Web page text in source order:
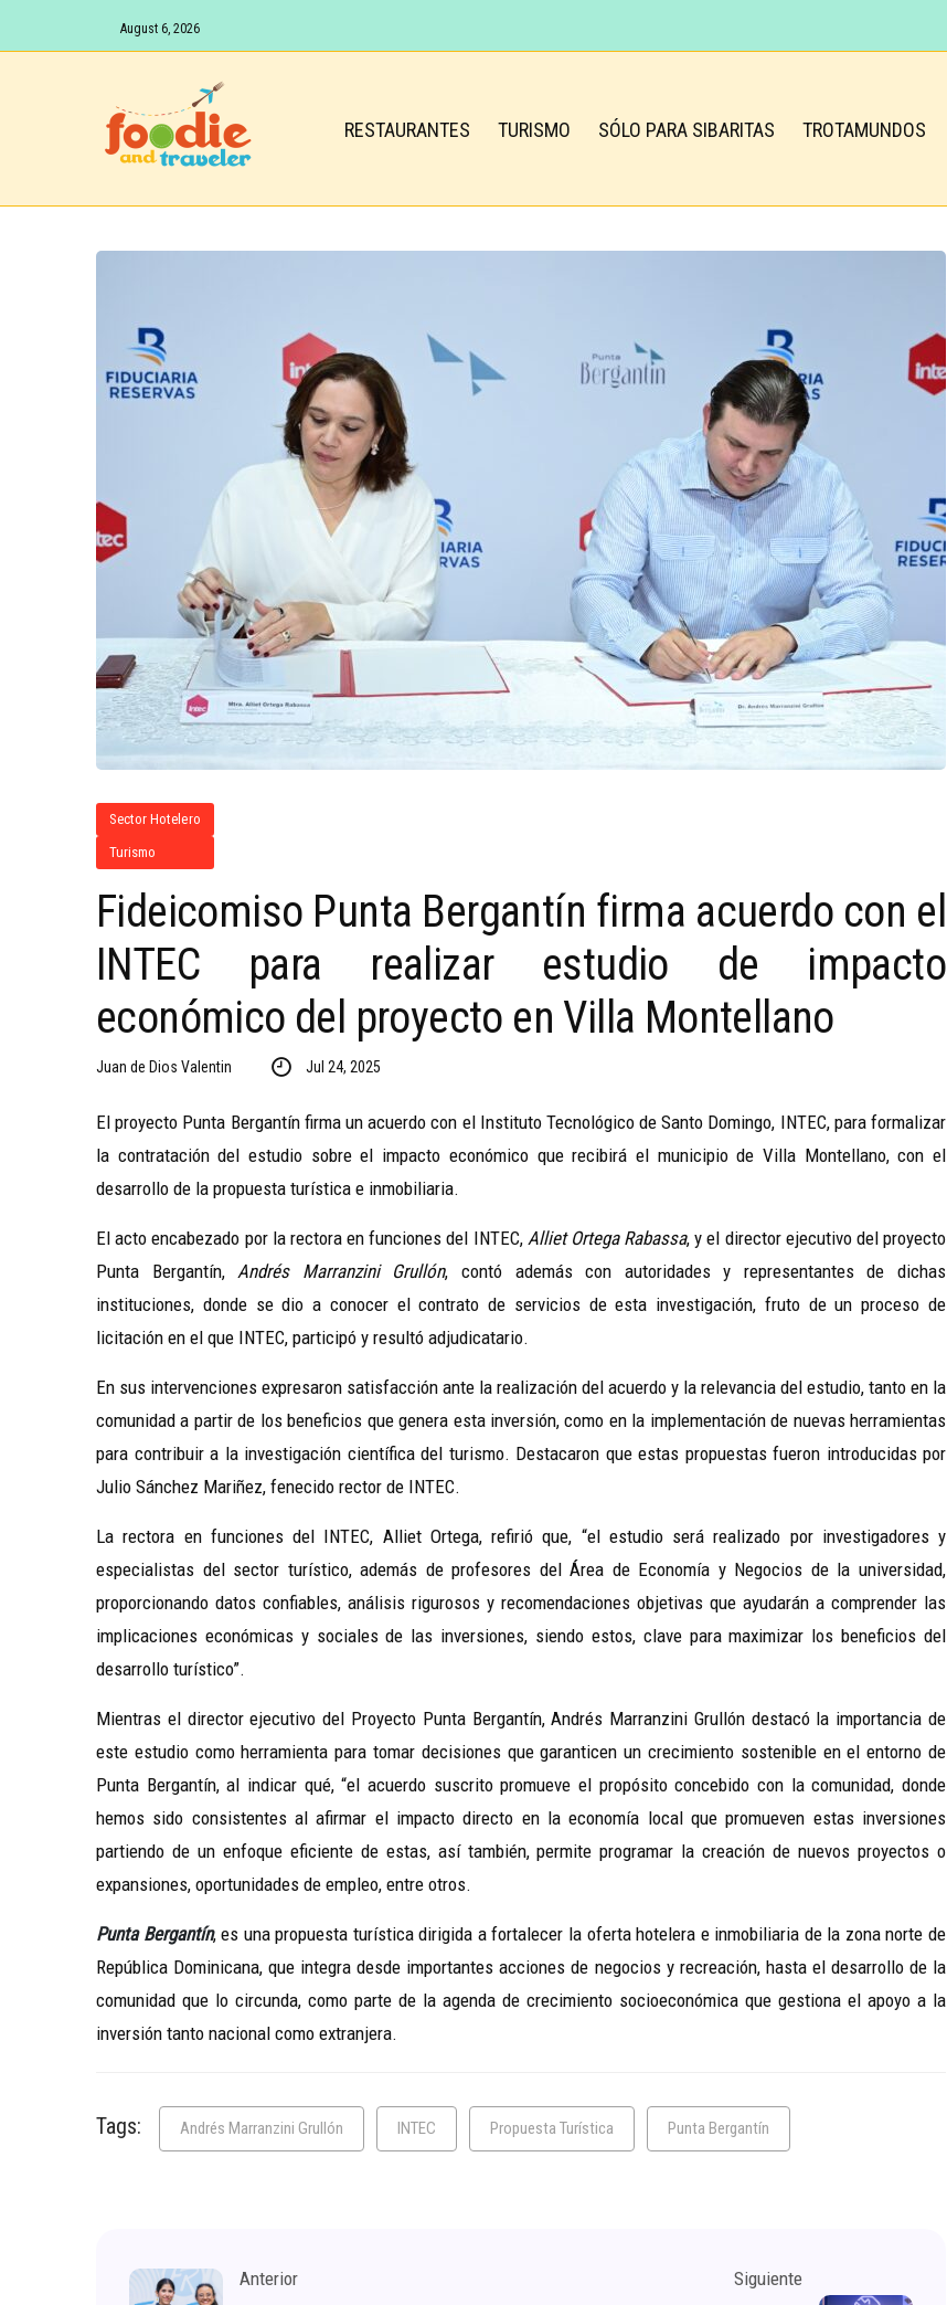
August 6, 2026
RESTAURANTES TURISMO SÓLO PARA SIBARITAS TROTAMUNDOS
Sector Hotelero
Turismo
Fideicomiso Punta Bergantín firma acuerdo con el
INTEC para realizar estudio de impacto
económico del proyecto en Villa Montellano
Juan de Dios Valentin Jul 24, 2025
El proyecto Punta Bergantín firma un acuerdo con el Instituto Tecnológico de Santo Domingo, INTEC, para formalizar
la contratación del estudio sobre el impacto económico que recibirá el municipio de Villa Montellano, con el
desarrollo de la propuesta turística e inmobiliaria.
El acto encabezado por la rectora en funciones del INTEC, Alliet Ortega Rabassa, y el director ejecutivo del proyecto
Punta Bergantín,Andrés Marranzini Grullón, contó además con autoridades y representantes de dichas
instituciones, donde se dio a conocer el contrato de servicios de esta investigación, fruto de un proceso de
licitación en el que INTEC, participó y resultó adjudicatario.
En sus intervenciones expresaron satisfacción ante la realización del acuerdo y la relevancia del estudio, tanto en la
comunidad a partir de los beneficios que genera esta inversión, como en la implementación de nuevas herramientas
para contribuir a la investigación científica del turismo. Destacaron que estas propuestas fueron introducidas por
Julio Sánchez Mariñez, fenecido rector de INTEC.
La rectora en funciones del INTEC, Alliet Ortega, refirió que, “el estudio será realizado por investigadores y
especialistas del sector turístico, además de profesores del Área de Economía y Negocios de la universidad,
proporcionando datos confiables, análisis rigurosos y recomendaciones objetivas que ayudarán a comprender las
implicaciones económicas y sociales de las inversiones, siendo estos, clave para maximizar los beneficios del
desarrollo turístico”.
Mientras el director ejecutivo del Proyecto Punta Bergantín, Andrés Marranzini Grullón destacó la importancia de
este estudio como herramienta para tomar decisiones que garanticen un crecimiento sostenible en el entorno de
Punta Bergantín, al indicar qué, “el acuerdo suscrito promueve el propósito concebido con la comunidad, donde
hemos sido consistentes al afirmar el impacto directo en la economía local que promueven estas inversiones
partiendo de un enfoque eficiente de estas, así también, permite programar la creación de nuevos proyectos o
expansiones, oportunidades de empleo, entre otros.
Punta Bergantín, es una propuesta turística dirigida a fortalecer la oferta hotelera e inmobiliaria de la zona norte de
República Dominicana, que integra desde importantes acciones de negocios y recreación, hasta el desarrollo de la
comunidad que lo circunda, como parte de la agenda de crecimiento socioeconómica que gestiona el apoyo a la
inversión tanto nacional como extranjera.
Tags: Andrés Marranzini Grullón INTEC Propuesta Turística Punta Bergantín
Anterior Siguiente